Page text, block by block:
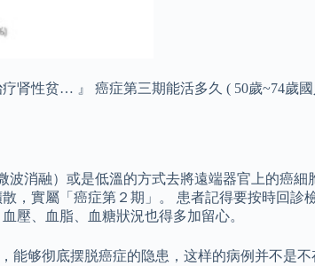
性贫… 』 癌症第三期能活多久 ( 50歲~74歲國
消融）或是低溫的方式去將遠端器官上的癌細
，實屬「癌症第２期」。 患者記得要按時回診
壓、血脂、血糖狀況也得多加留心。
能够彻底摆脱癌症的隐患，这样的病例并不是